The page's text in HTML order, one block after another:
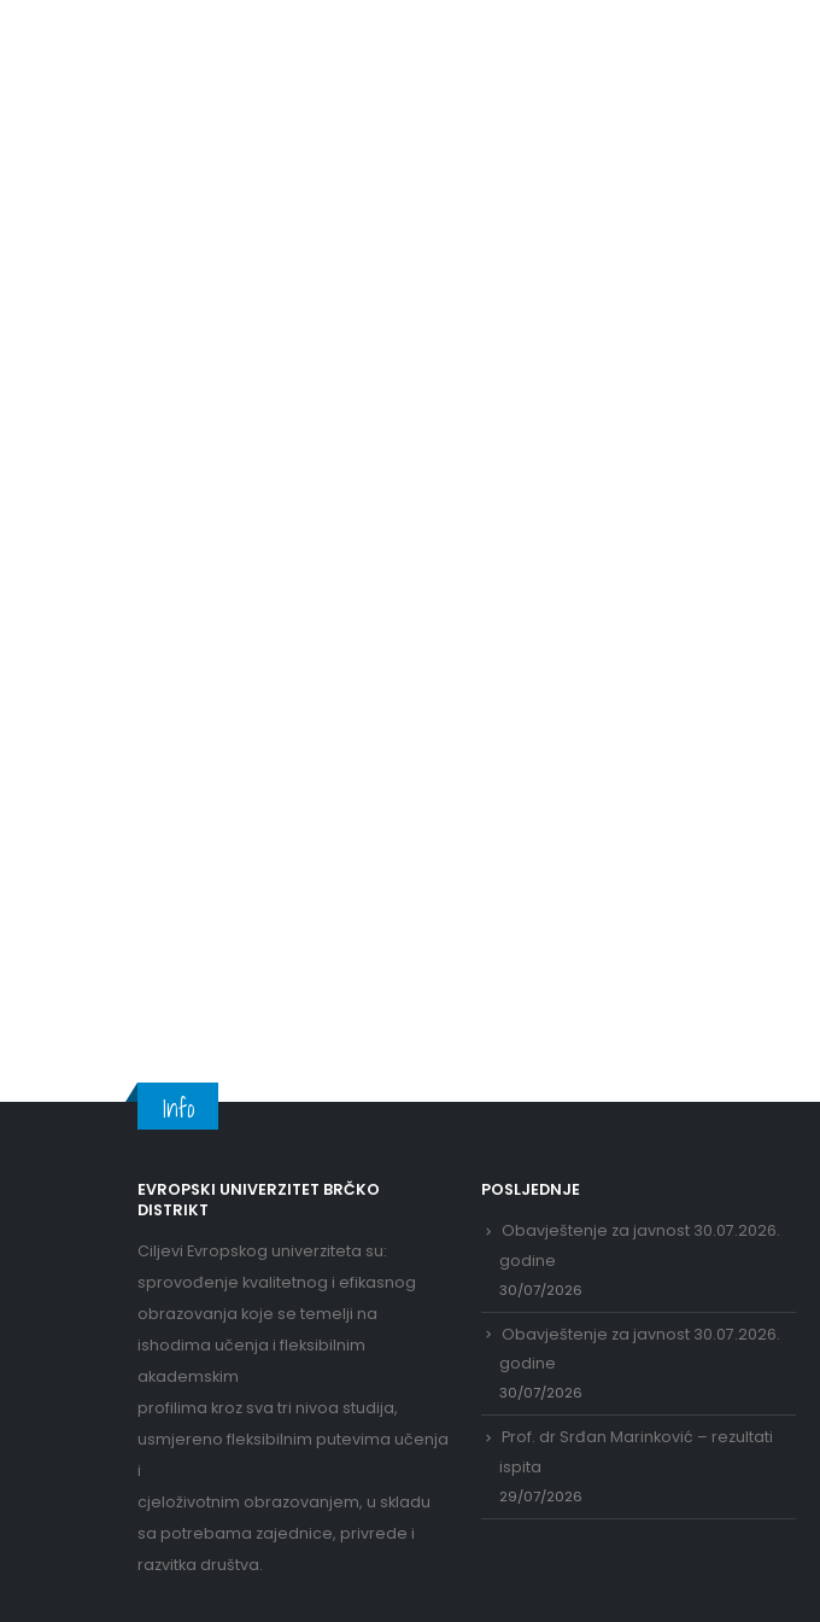
Info
EVROPSKI UNIVERZITET BRČKO
DISTRIKT
Ciljevi Evropskog univerziteta su:
sprovođenje kvalitetnog i efikasnog
obrazovanja koje se temelji na
ishodima učenja i fleksibilnim
akademskim
profilima kroz sva tri nivoa studija,
usmjereno fleksibilnim putevima učenja
i
cjeloživotnim obrazovanjem, u skladu
sa potrebama zajednice, privrede i
razvitka društva.
POSLJEDNJE
Obavještenje za javnost 30.07.2026.
godine
30/07/2026
Obavještenje za javnost 30.07.2026.
godine
30/07/2026
Prof. dr Srđan Marinković – rezultati
ispita
29/07/2026